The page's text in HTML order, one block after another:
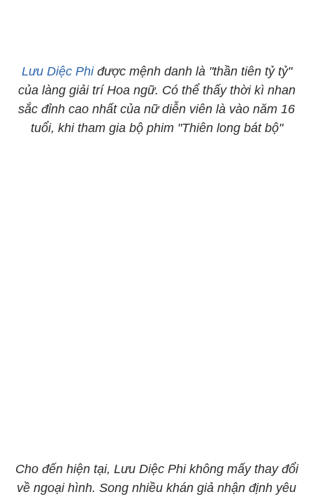
Lưu Diệc Phiđược mệnh danh là "thần tiên tỷ tỷ"
của làng giải trí Hoa ngữ. Có thể thấy thời kì nhan
sắc đỉnh cao nhất của nữ diễn viên là vào năm 16
tuổi, khi tham gia bộ phim "Thiên long bát bộ"
Cho đến hiện tại, Lưu Diệc Phi không mấy thay đổi
về ngoại hình. Song nhiều khán giả nhận định yêu